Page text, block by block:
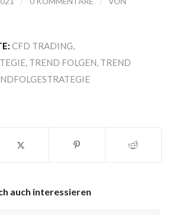
CFD TRADING,
, TREND FOLGEN, TREND
auch interessieren